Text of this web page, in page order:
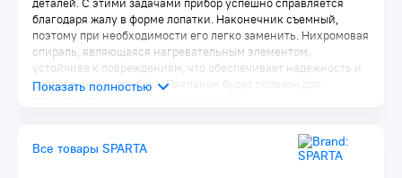
деталей. С этими задачами прибор успешно справляется
благодаря жалу в форме лопатки. Наконечник съемный,
поэтому при необходимости его легко заменить. Нихромовая
спираль, являющаяся нагревательным элементом,
устойчива к повреждениям, что обеспечивает надежность и
долговечность прибора. Паяльник будет полезен для
Медное жало разогревается быстро и чистится легко,
Все товары SPARTA